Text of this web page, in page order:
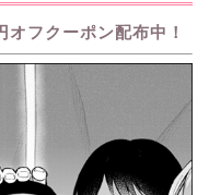
オフクーポン配布中！